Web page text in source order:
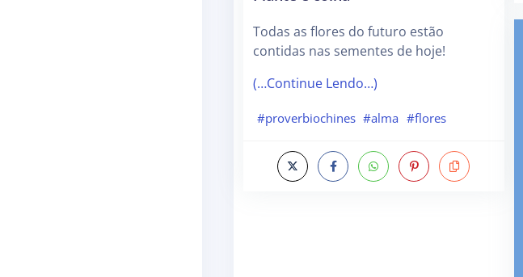
Todas as flores do futuro estão
contidas nas sementes de hoje!
(…Continue Lendo…)
#proverbiochines #alma #flores